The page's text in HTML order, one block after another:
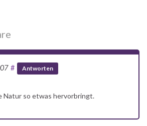
# Antworten
Natur so etwas hervorbringt.